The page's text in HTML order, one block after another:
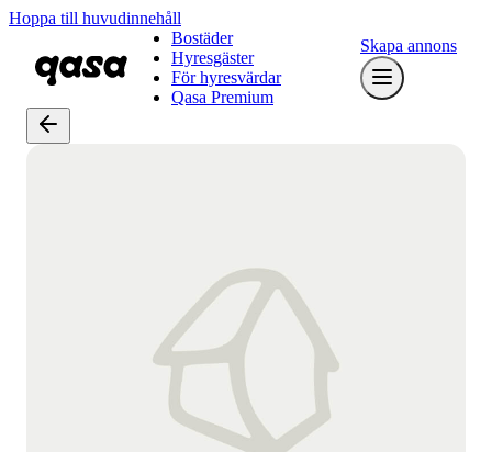
Hoppa till huvudinnehåll
Bostäder
Hyresgäster
För hyresvärdar
Qasa Premium
Skapa annons